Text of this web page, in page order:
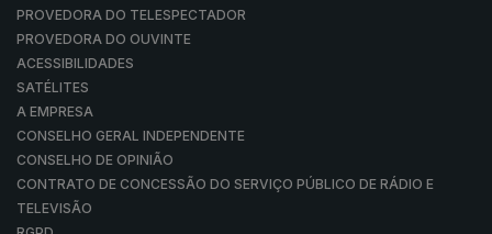
PROVEDORA DO TELESPECTADOR
PROVEDORA DO OUVINTE
ACESSIBILIDADES
SATÉLITES
A EMPRESA
CONSELHO GERAL INDEPENDENTE
CONSELHO DE OPINIÃO
CONTRATO DE CONCESSÃO DO SERVIÇO PÚBLICO DE RÁDIO E
TELEVISÃO